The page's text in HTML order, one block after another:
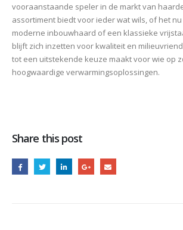
vooraanstaande speler in de markt van
assortiment biedt voor ieder wat wils, of het
moderne inbouwhaard of een klassieke
blijft zich inzetten voor kwaliteit en
tot een uitstekende keuze maakt voor wie op
hoogwaardige verwarmingsoplossingen.
Share this post